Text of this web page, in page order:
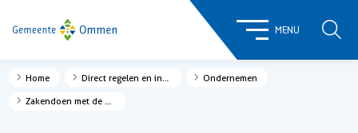
MENU
Home Ondernemen
Zakendoen met de gemeente